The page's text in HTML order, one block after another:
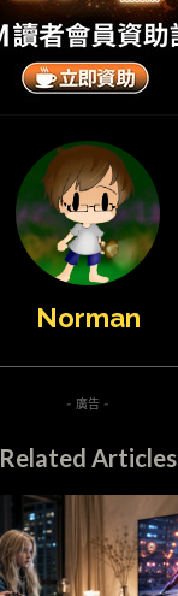
Norman
- 廣告 -
Related Articles